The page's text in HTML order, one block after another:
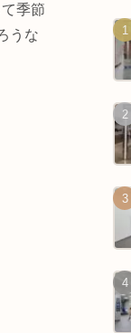
季節
うな